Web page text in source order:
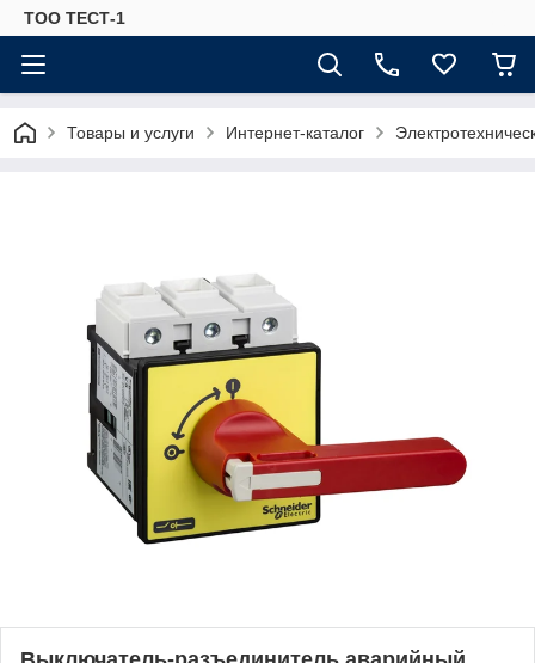
ТОО ТЕСТ-1
Товары и услуги Интернет-каталог